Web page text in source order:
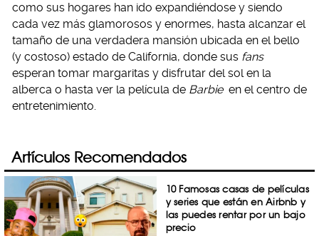
como sus hogares han ido expandiéndose y siendo
cada vez más glamorosos y enormes, hasta alcanzar el
tamaño de una verdadera mansión ubicada en el bello
(y costoso) estado de California, donde sus fans
esperan tomar margaritas y disfrutar del sol en la
alberca o hasta ver la película de Barbie en el centro de
entretenimiento.
Artículos Recomendados
10 Famosas casas de películas
y series que están en Airbnb y
las puedes rentar por un bajo
precio